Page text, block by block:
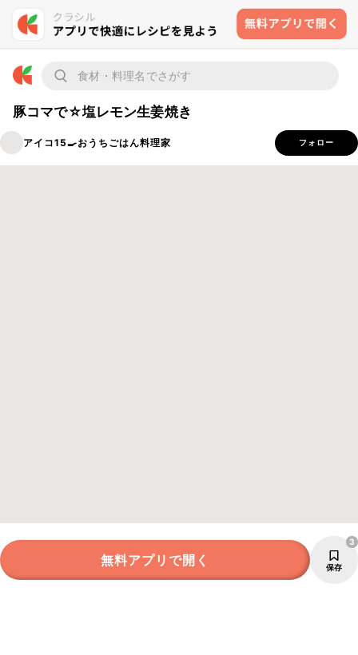
豚コマで☆塩レモン生姜焼き
アイコ15🍳おうちごはん料理家 フォロー
無料アプリで開く 保存
3